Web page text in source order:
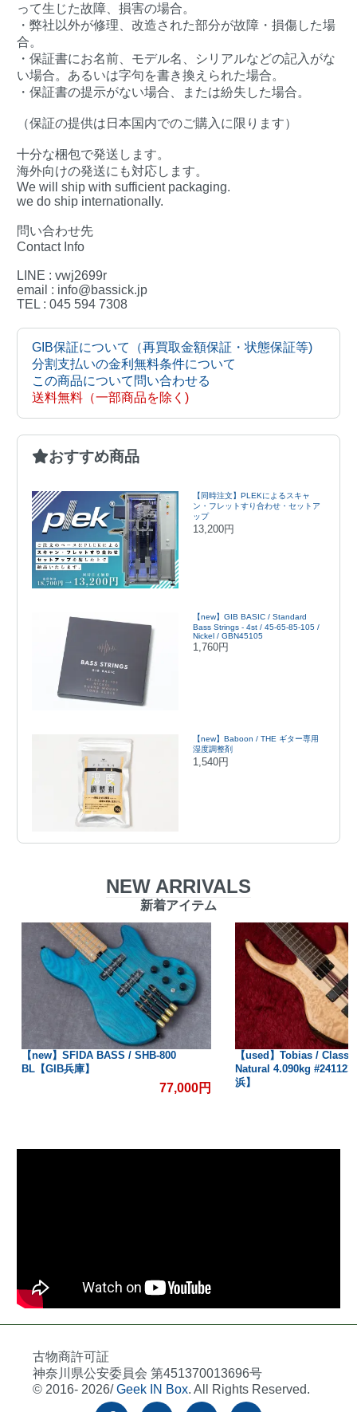
って生じた故障、損害の場合。
・弊社以外が修理、改造された部分が故障・損傷した場
合。
・保証書にお名前、モデル名、シリアルなどの記入がな
い場合。あるいは字句を書き換えられた場合。
・保証書の提示がない場合、または紛失した場合。
（保証の提供は日本国内でのご購入に限ります）
十分な梱包で発送します。
海外向けの発送にも対応します。
We will ship with sufficient packaging.
we do ship internationally.
問い合わせ先
Contact Info
LINE : vwj2699r
email : info@bassick.jp
TEL : 045 594 7308
GIB保証について（再買取金額保証・状態保証等)
分割支払いの金利無料条件について
この商品について問い合わせる
送料無料（一部商品を除く)
おすすめ商品
【同時注文】PLEKによるスキャ
ン・フレットすり合わせ・セットア
ップ
13,200円
【new】GIB BASIC / Standard
Bass Strings - 4st / 45-65-85-105 /
Nickel / GBN45105
1,760円
【new】Baboon / THE ギター専用
湿度調整剤
1,540円
NEW ARRIVALS
新着アイテム
【new】SFIDA BASS / SHB-800
BL【GIB兵庫】
77,000円
【used】Tobias /
Natural 4.090kg
浜】
古物商許可証
神奈川県公安委員会 第451370013696号
© 2016- 2026/Geek IN Box. All Rights Reserved.